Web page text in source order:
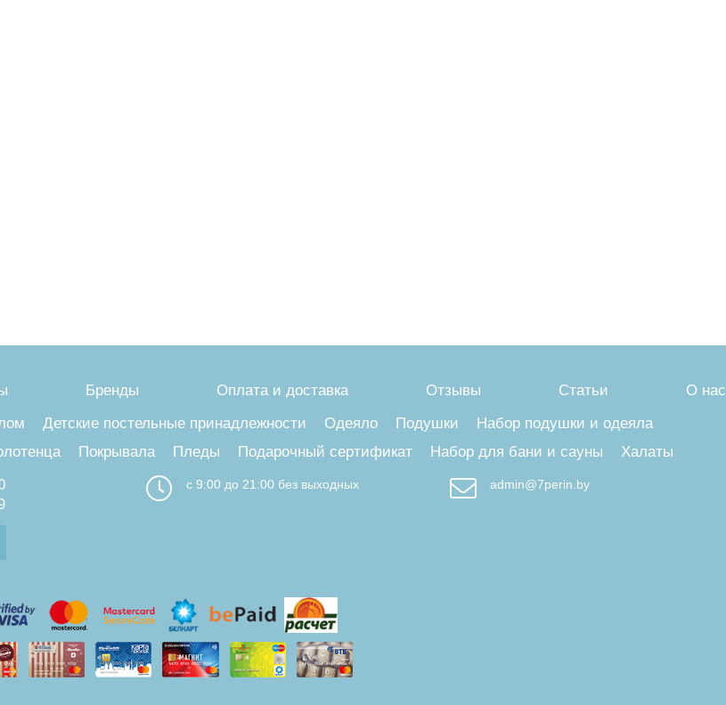
Бренды Оплата и доставка Отзывы Статьи
О нас
Детские постельные принадлежности Одеяло Подушки
Набор подушки и одеяла
Покрывала Пледы Подарочный сертификат Набор для бани и сауны Халаты
с 9:00 до 21:00 без выходных admin@7perin.by